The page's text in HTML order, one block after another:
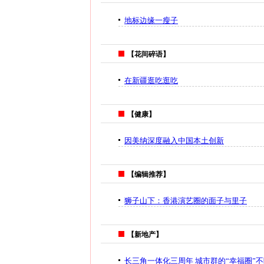
地标边缘一瘦子
【花间碎语】
在新疆逛吃逛吃
【健康】
因美纳深度融入中国本土创新
【编辑推荐】
狮子山下：香港演艺圈的面子与里子
【新地产】
长三角一体化三周年 城市群的“幸福圈”